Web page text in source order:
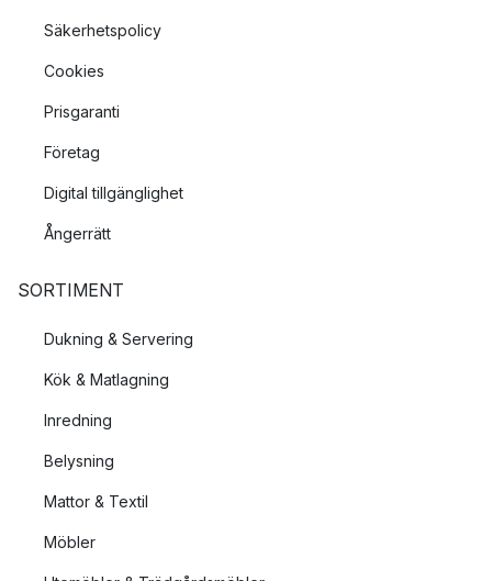
Säkerhetspolicy
Cookies
Prisgaranti
Företag
Digital tillgänglighet
Ångerrätt
SORTIMENT
Dukning & Servering
Kök & Matlagning
Inredning
Belysning
Mattor & Textil
Möbler